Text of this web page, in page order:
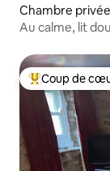
Chambre
Au calme, lit
Coups de cœur
Coup de